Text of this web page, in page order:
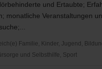
und Ertaubte;
monatliche Veranstaltungen
Familie, Kinder, Jugend,
und Selbsthilfe, Sport